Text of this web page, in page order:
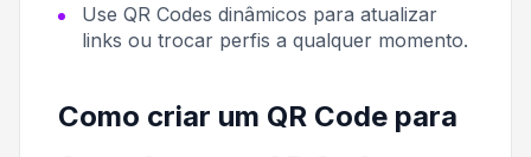
Use QR Codes dinâmicos para atualizar
links ou trocar perfis a qualquer momento.
Como criar um QR Code para